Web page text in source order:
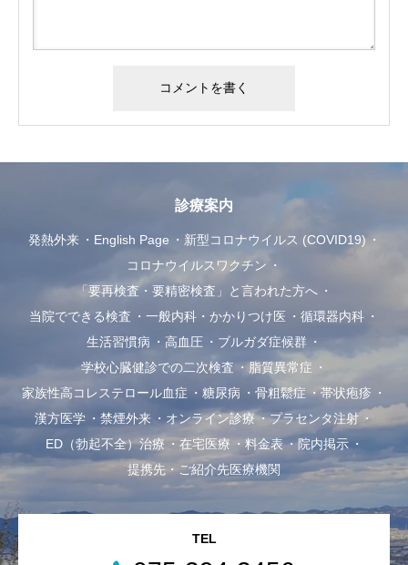
診療案内
発熱外来 English Page
新型コロナウイルス (COVID19)
コロナウイルスワクチン
「要再検査・要精密検査」と言われた方へ
当院でできる検査
一般内科・かかりつけ医
循環器内科
生活習慣病
高血圧
ブルガダ症候群
学校心臓健診での二次検査
脂質異常症
家族性高コレステロール血症
糖尿病 骨粗鬆症
帯状疱疹
漢方医学
禁煙外来 オンライン診療
プラセンタ注射
ED（勃起不全）治療
在宅医療 料金表
院内掲示
提携先・ご紹介先医療機関
TEL